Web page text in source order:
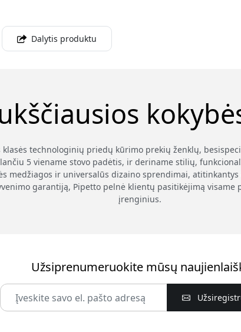
Dalytis produktu
technologinių priedų kūrimo prekių ženklų,
5 viename stovo padėtis, ir deriname stilių,
medžiagos ir universalūs dizaino sprendimai,
garantiją, Pipetto pelnė klientų pasitikėjimą
įrenginius.
Užsiprenumeruokite mūsų